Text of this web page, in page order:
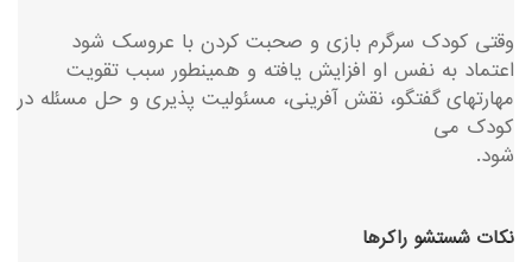
وقتی کودک سرگرم بازی و صحبت کردن با عروسک شود
اعتماد به نفس او افزایش یافته و همینطور سبب تقویت
مهارتهای گفتگو، نقش آفرینی، مسئولیت پذیری و حل مسئله در
کودک می
شود.
نکات شستشو راکرها